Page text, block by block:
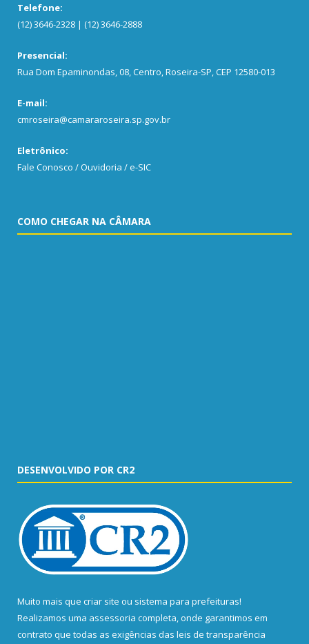
Telefone:
(12) 3646-2328 | (12) 3646-2888
Presencial:
Rua Dom Epaminondas, 08, Centro, Roseira-SP, CEP 12580-013
E-mail:
cmroseira@camararoseira.sp.gov.br
Eletrônico:
Fale Conosco / Ouvidoria / e-SIC
COMO CHEGAR NA CÂMARA
DESENVOLVIDO POR CR2
Muito mais que criar site ou sistema para prefeituras!
Realizamos uma assessoria completa, onde garantimos em
contrato que todas as exigências das leis de transparência